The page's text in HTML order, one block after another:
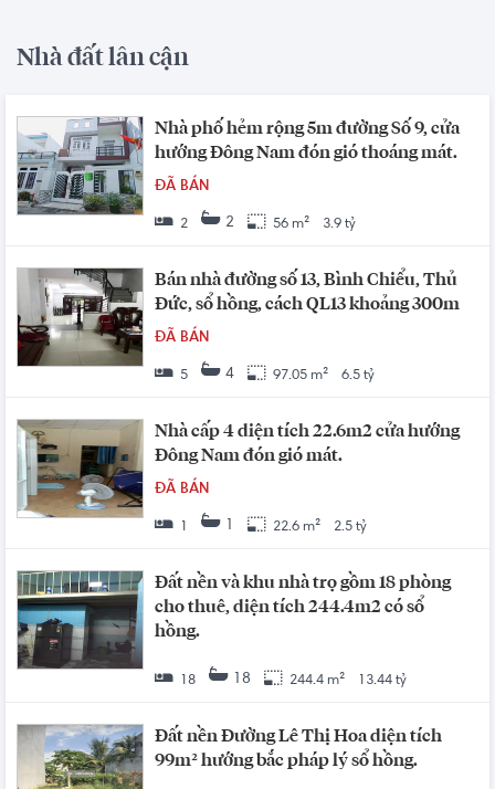
Nhà đất lân cận
Nhà phố hẻm rộng 5m đường Số 9, cửa
hướng Đông Nam đón gió thoáng mát.
ĐÃ BÁN
2 2 56 m² 3.9 tỷ
Bán nhà đường số 13, Bình Chiểu, Thủ
Đức, sổ hồng, cách QL13 khoảng 300m
ĐÃ BÁN
5 4 97.05 m² 6.5 tỷ
Nhà cấp 4 diện tích 22.6m2 cửa hướng
Đông Nam đón gió mát.
ĐÃ BÁN
1 22.6 m² 2.5 tỷ
Đất nền và khu nhà trọ gồm 18 phòng
cho thuê, diện tích 244.4m2 có sổ
hồng.
18 18 244.4 m² 13.44 tỷ
Đất nền Đường Lê Thị Hoa diện tích
99m² hướng bắc pháp lý sổ hồng.